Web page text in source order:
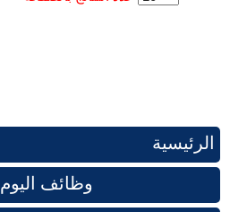
الرئيسية
وظائف اليوم